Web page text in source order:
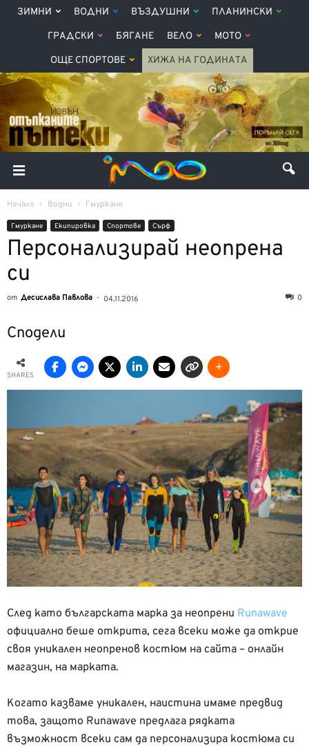
ЗИМНИ ВОДНИ ВЪЗДУШНИ ПЛАНИНСКИ
ГРАДСКИ БЯГАНЕ ВЕЛО МОТО
ОЩЕ СПОРТОВЕ ХИЖА НА ГОДИНАТА
Начало Водни Гмуркане
Гмуркане Екипировка Спортове Сърф
Персонализирай неопрена
си
от Десислава Павлова - 04.11.2016 0
Сподели
SHARES
След като българската марка за неопрени Runawave
официално беше открита, сега всеки може да открие
своя уникален неопренов костюм на сайта – онлайн
магазин, на марката.
Когато казваме уникален, наистина имаме предвид
това, защото Runawave предлага рядката
възможност всеки сам да персонализира костюма си